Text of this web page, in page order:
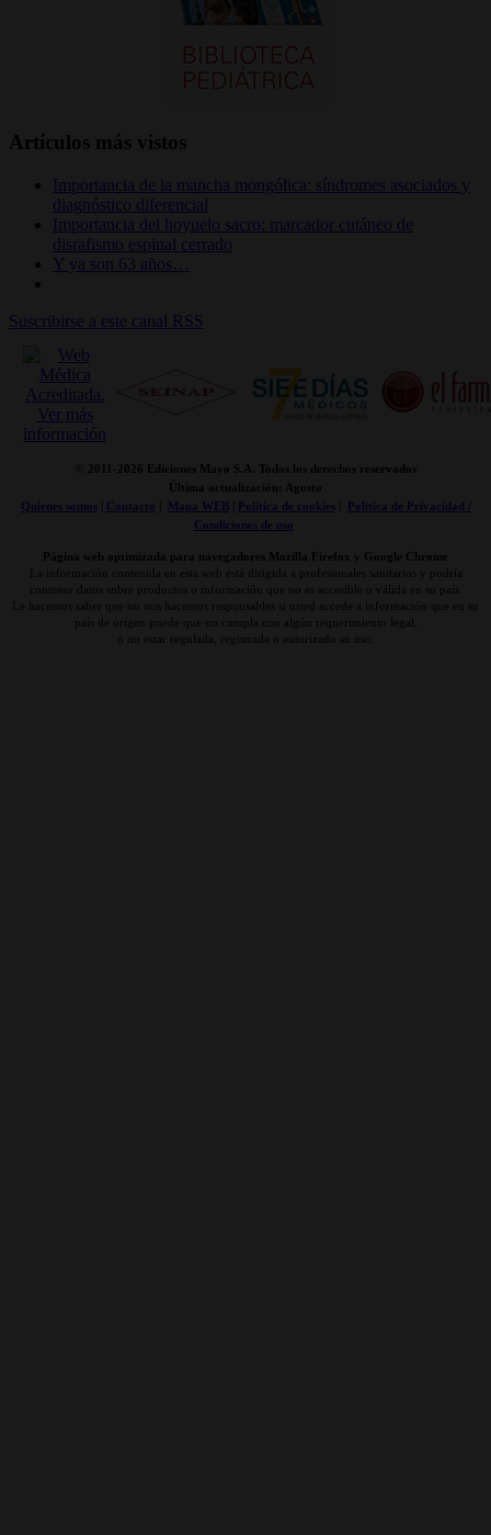
Artículos más vistos
Importancia de la mancha mongólica: síndromes asociados y
diagnóstico diferencial
Importancia del hoyuelo sacro: marcador cutáneo de
disrafismo espinal cerrado
Y ya son 63 años…
Suscribirse a este canal RSS
© 2011- 2026 Ediciones Mayo S.A. Todos los derechos reservados
Última actualización: Agosto
Quienes somos| Contacto Mapa WEB| Politica de cookies|
Politica de Privacidad /
Condiciones de uso
Página web optimizada para navegadores Mozilla Firefox y Google Chrome
La información contenida en esta web está dirigida a profesionales sanitarios y podría
contener datos sobre productos o información que no es accesible o válida en su país.
Le hacemos saber que no nos hacemos responsables si usted accede a información que en su
país de origen puede que no cumpla con algún requerimiento legal,
o no estar regulada, registrada o autorizado su uso.